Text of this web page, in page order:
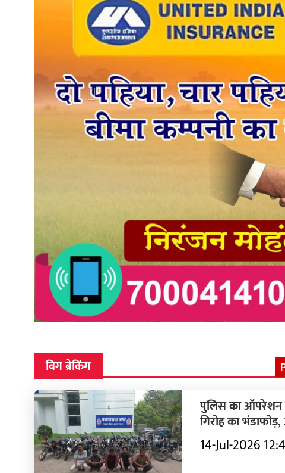
बिग ब्रेकिंग
पुलिस का ऑपरेशन
गिरोह का
14-Jul-2026